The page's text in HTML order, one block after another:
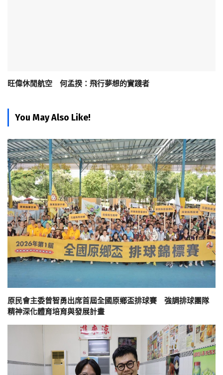
旺偉休閒航空 何孟揆：飛行夢想的實踐者
You May Also Like!
原民會主委曾智勇出席首屆全國原鄉盃排球賽 強調排球團隊
精神深化體育培育與發展計畫